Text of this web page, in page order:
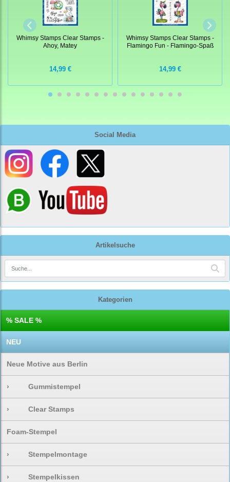
Social Media
Artikelsuche
Kategorien
% SALE %
NEU
Neue Motive aus Berlin
› Gummistempel
› Clear Stamps
Foam-Stempel
› Stempelmontage
› Stempelkissen
Whimsy Stamps Clear Stamps -
Ahoy, Matey
14,99 €
Whimsy Stamps Clear Stamps -
Flamingo Fun - Flamingo-Spaß
14,99 €